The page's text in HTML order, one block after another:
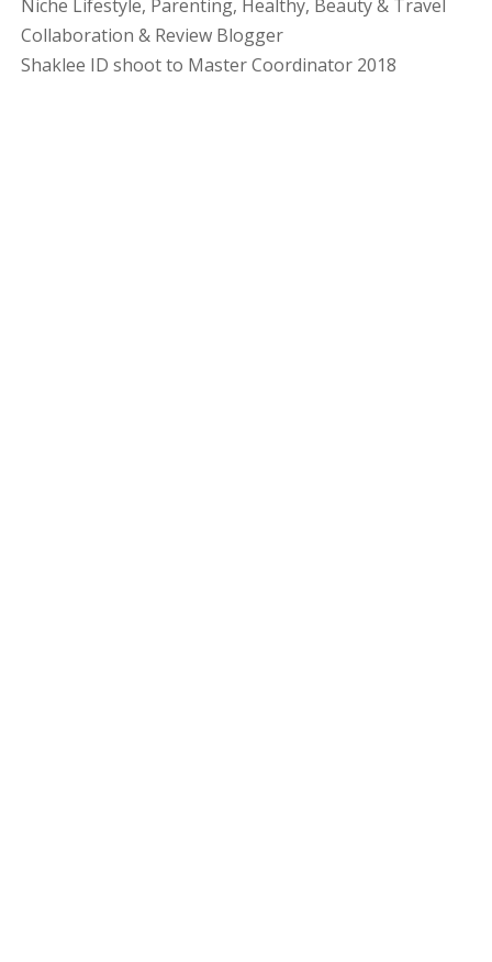
Niche Lifestyle, Parenting, Healthy, Beauty & Travel
Collaboration & Review Blogger
Shaklee ID shoot to Master Coordinator 2018